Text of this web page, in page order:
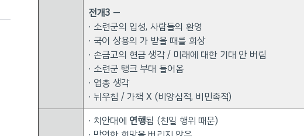
전개3 —
· 소련군의 입성, 사람들의 환영
· 국어 상용의 가 받을 때를 회상
· 손금고의 현금 생각 / 미래에 대한 기대 안 버림
· 소련군 탱크 부대 들어옴
· 엽총 생각
· 뉘우침 / 가책 X (비양심적, 비민족적)
· 치안대에 연행됨 (친일 행위 때문)